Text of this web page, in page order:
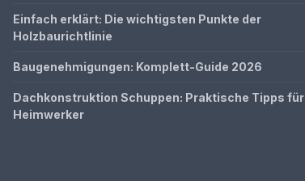
Einfach erklärt: Die wichtigsten Punkte der
Holzbaurichtlinie
Baugenehmigungen: Komplett-Guide 2026
Dachkonstruktion Schuppen: Praktische Tipps für
Heimwerker